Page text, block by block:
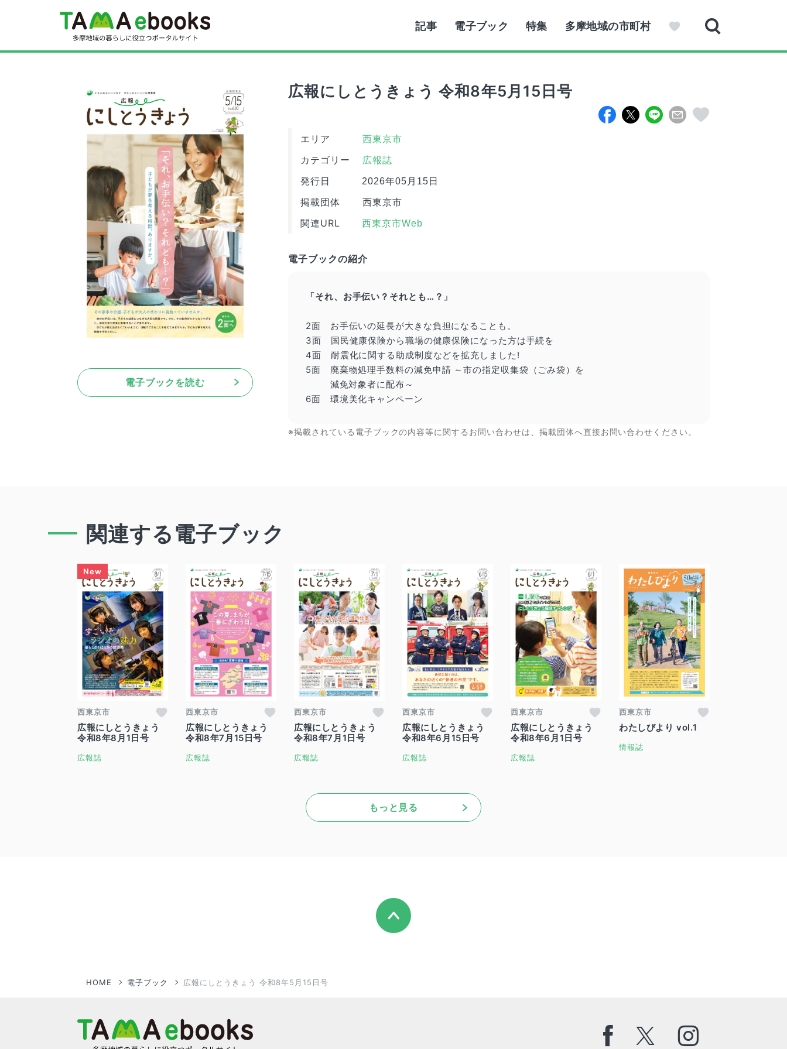
記事 電子ブック 特集 多摩地域の市町村
電子ブックを読む
広報にしとうきょう 令和8年5月15日号
エリア 西東京市
カテゴリー 広報誌
発行日 2026年05月15日
掲載団体 西東京市
関連URL 西東京市Web
電子ブックの紹介
「それ、お手伝い？それとも…？」
2面 お手伝いの延長が大きな負担になることも。
3面 国民健康保険から職場の健康保険になった方は手続を
4面 耐震化に関する助成制度などを拡充しました!
5面 廃棄物処理手数料の減免申請 ～市の指定収集袋（ごみ袋）を
減免対象者に配布～
6面 環境美化キャンペーン
※掲載されている電子ブックの内容等に関するお問い合わせは、掲載団体へ直接お問い合わせください。
関連する電子ブック
西東京市
広報にしとうきょう
令和8年8月1日号
広報誌
西東京市
広報にしとうきょう
令和8年7月15日号
広報誌
西東京市
広報にしとうきょう
令和8年7月1日号
広報誌
西東京市
広報にしとうきょう
令和8年6月15日号
広報誌
西東京市
広報にしとうきょう
令和8年6月1日号
広報誌
西東京市
わたしびより vol.1
情報誌
もっと見る
HOME 電子ブック 広報にしとうきょう 令和8年5月15日号